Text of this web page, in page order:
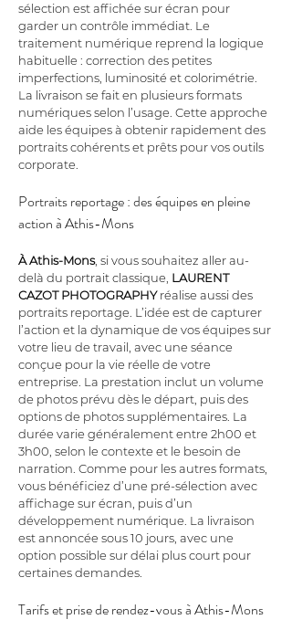
sélection est affichée sur écran pour
garder un contrôle immédiat. Le
traitement numérique reprend la logique
habituelle : correction des petites
imperfections, luminosité et colorimétrie.
La livraison se fait en plusieurs formats
numériques selon l’usage. Cette approche
aide les équipes à obtenir rapidement des
portraits cohérents et prêts pour vos outils
corporate.
Portraits reportage : des équipes en pleine
action à Athis-Mons
À Athis-Mons, si vous souhaitez aller au-
delà du portrait classique, LAURENT
CAZOT PHOTOGRAPHY réalise aussi des
portraits reportage. L’idée est de capturer
l’action et la dynamique de vos équipes sur
votre lieu de travail, avec une séance
conçue pour la vie réelle de votre
entreprise. La prestation inclut un volume
de photos prévu dès le départ, puis des
options de photos supplémentaires. La
durée varie généralement entre 2h00 et
3h00, selon le contexte et le besoin de
narration. Comme pour les autres formats,
vous bénéficiez d’une pré-sélection avec
affichage sur écran, puis d’un
développement numérique. La livraison
est annoncée sous 10 jours, avec une
option possible sur délai plus court pour
certaines demandes.
Tarifs et prise de rendez-vous à Athis-Mons